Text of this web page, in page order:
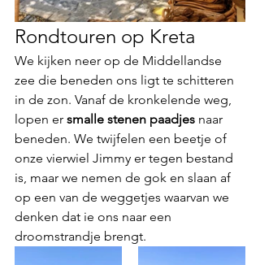
Rondtouren op Kreta
We kijken neer op de Middellandse
zee die beneden ons ligt te schitteren
in de zon. Vanaf de kronkelende weg,
lopen er smalle stenen paadjes naar
beneden. We twijfelen een beetje of
onze vierwiel Jimmy er tegen bestand
is, maar we nemen de gok en slaan af
op een van de weggetjes waarvan we
denken dat ie ons naar een
droomstrandje brengt.